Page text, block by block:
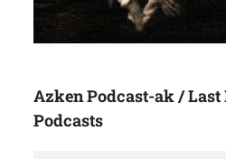
Azken Podcast-ak /
Podcasts